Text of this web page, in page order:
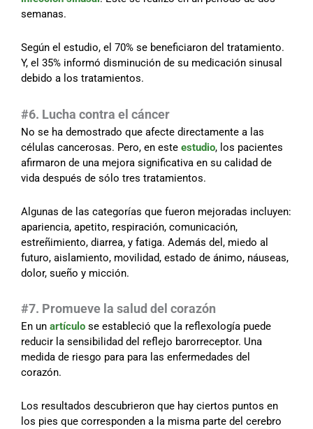
semanas.
Según el estudio, el 70% se beneficiaron del tratamiento.
Y, el 35% informó disminución de su medicación sinusal
debido a los tratamientos.
#6. Lucha contra el cáncer
No se ha demostrado que afecte directamente a las
células cancerosas. Pero, en este estudio, los pacientes
afirmaron de una mejora significativa en su calidad de
vida después de sólo tres tratamientos.
Algunas de las categorías que fueron mejoradas incluyen:
apariencia, apetito, respiración, comunicación,
estreñimiento, diarrea, y fatiga. Además del, miedo al
futuro, aislamiento, movilidad, estado de ánimo, náuseas,
dolor, sueño y micción.
#7. Promueve la salud del corazón
En un artículo se estableció que la reflexología puede
reducir la sensibilidad del reflejo barorreceptor. Una
medida de riesgo para para las enfermedades del
corazón.
Los resultados descubrieron que hay ciertos puntos en
los pies que corresponden a la misma parte del cerebro